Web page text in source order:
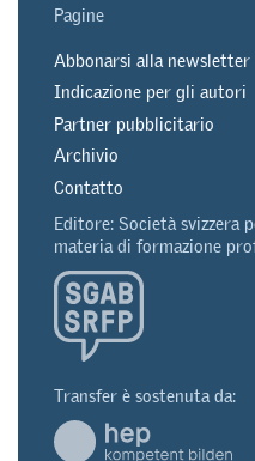
Pagine
Abbonarsi alla newsletter
Indicazione per gli autori
Partner pubblicitario
Archivio
Contatto
Editore: Società svizzera
materia di formazione
Transfer è sostenuta da: